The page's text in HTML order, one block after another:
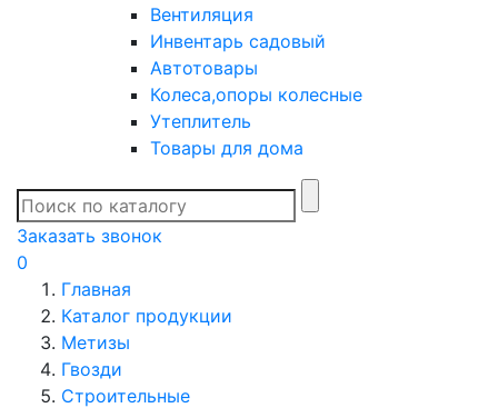
Вентиляция
Инвентарь садовый
Автотовары
Колеса,опоры колесные
Утеплитель
Товары для дома
Заказать звонок
0
Главная
Каталог продукции
Метизы
Гвозди
Строительные